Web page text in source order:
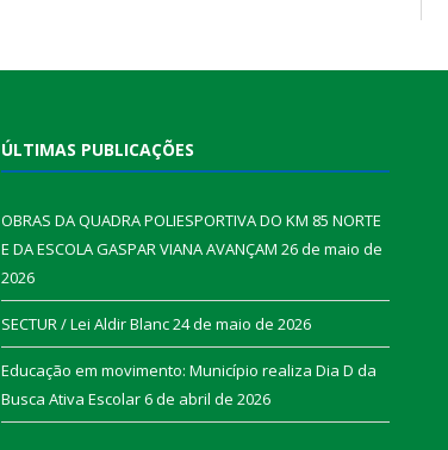
ÚLTIMAS PUBLICAÇÕES
OBRAS DA QUADRA POLIESPORTIVA DO KM 85 NORTE
E DA ESCOLA GASPAR VIANA AVANÇAM 26 de maio de
2026
SECTUR / Lei Aldir Blanc24 de maio de 2026
Educação em movimento: Município realiza Dia D da
Busca Ativa Escolar6 de abril de 2026